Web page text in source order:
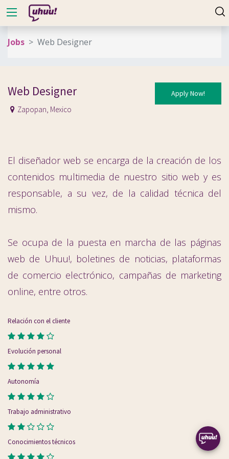
Jobs Web Designer
Apply Now!
Web Designer
Zapopan, Mexico
El diseñador web se encarga de la creación de los
contenidos multimedia de nuestro sitio web y es
responsable, a su vez, de la calidad técnica del
mismo.
Se ocupa de la puesta en marcha de las páginas
web de Uhuu!, boletines de noticias, plataformas
de comercio electrónico, campañas de marketing
online, entre otros.
Relación con el cliente
Evolución personal
Autonomía
Trabajo administrativo
Conocimientos técnicos